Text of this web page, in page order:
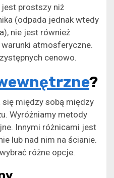
prostszy niż
(odpada jednak wtedy
nie jest również
atmosferyczne.
cenowo.
?
między sobą między
Wyróżniamy metody
Innymi różnicami jest
lub nad nim na ścianie.
różne opcje.